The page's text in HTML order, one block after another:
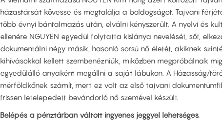
házastársát kövesse és megtalálja a boldogságot. Tajvani
több évnyi bántalmazás után, elválni kényszerült. A nyelvi és
ellenére NGUYEN egyedül folytatta kislánya nevelését, sőt,
dokumentálni négy másik, hasonló sorsú nő életét, akiknek
kihívásokkal kellett szembenézniük, miközben megpróbálnak
egyedülálló anyaként megállni a saját lábukon. A Házasság/
mérföldkőnek számít, mert ez volt az első tajvani
frissen letelepedett bevándorló nő szemével készült.
Belépés a pénztárban váltott ingyenes jeggyel lehetséges.